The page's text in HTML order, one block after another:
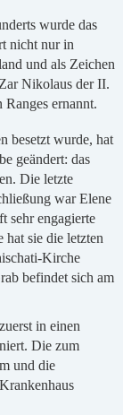
wurde das
nicht nur in
und als Zeichen
Nikolaus der II.
ernannt.
besetzt wurde, hat
geändert: das
Die letzte
war Elene
sehr engagierte
sie die letzten
Kirche
befindet sich am
in einen
Die zum
und die